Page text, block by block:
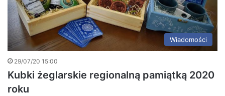
Wiadomości
29/07/20 15:00
Kubki żeglarskie regionalną pamiątką 2020
roku